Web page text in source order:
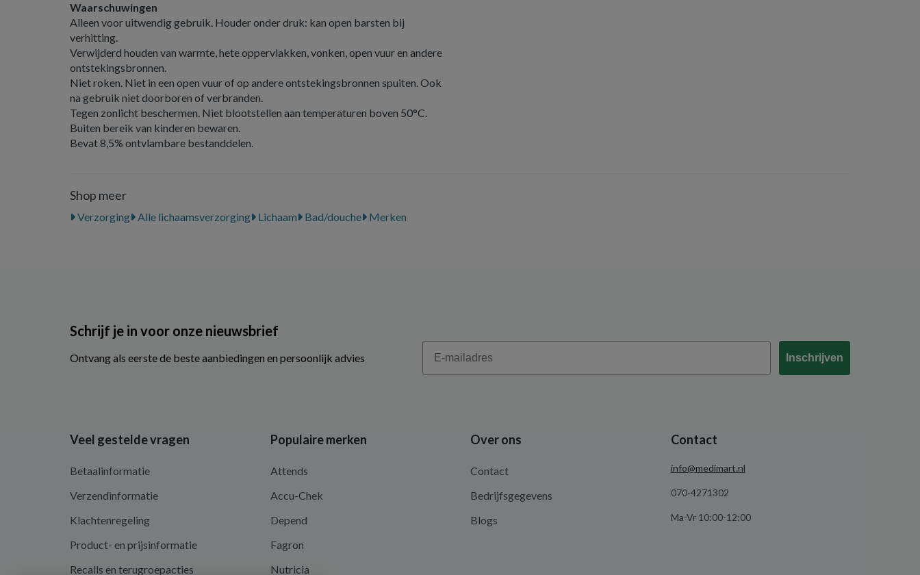
Waarschuwingen
Alleen voor uitwendig gebruik. Houder onder druk: kan open barsten bij
verhitting.
Verwijderd houden van warmte, hete oppervlakken, vonken, open vuur en andere
ontstekingsbronnen.
Niet roken. Niet in een open vuur of op andere ontstekingsbronnen spuiten. Ook
na gebruik niet doorboren of verbranden.
Tegen zonlicht beschermen. Niet blootstellen aan temperaturen boven 50°C.
Buiten bereik van kinderen bewaren.
Bevat 8,5% ontvlambare bestanddelen.
Shop meer
Verzorging Alle lichaamsverzorging Lichaam Bad/douche Merken
Schrijf je in voor onze nieuwsbrief
Ontvang als eerste de beste aanbiedingen en persoonlijk advies
Email
Inschrijven
Veel gestelde vragen
Betaalinformatie
Verzendinformatie
Klachtenregeling
Product- en prijsinformatie
Recalls en terugroepacties
Populaire merken
Attends
Accu-Chek
Depend
Fagron
Nutricia
Over ons
Contact
Bedrijfsgegevens
Blogs
Contact
info@medimart.nl
070-4271302
Ma-Vr 10:00-12:00